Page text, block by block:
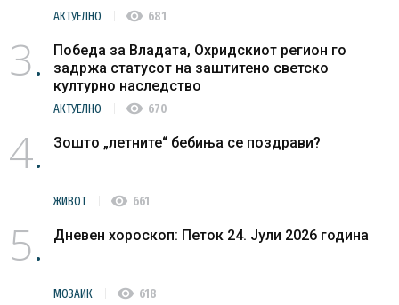
АКТУЕЛНО visibility 681
3
Победа за Владата, Охридскиот регион го
задржа статусот на заштитено светско
културно наследство
АКТУЕЛНО visibility 670
4 Зошто „летните“ бебиња се поздрави?
ЖИВОТ visibility 661
5 Дневен хороскоп: Петок 24. Јули 2026 година
МОЗАИК visibility 618